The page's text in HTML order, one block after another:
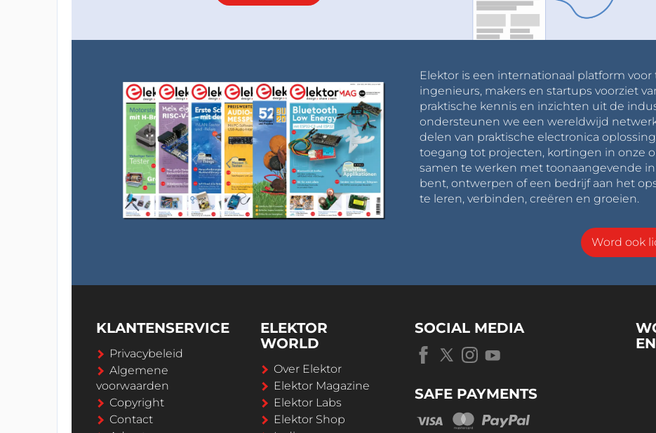
Elektor is een internationaal platform
ingenieurs, makers en startups voorziet
praktische kennis en inzichten uit de
ondersteunen we een wereldwijd
delen van praktische electronica
toegang tot projecten, kortingen in onze
samen te werken met toonaangevende
bent, ontwerpen of een bedrijf aan het
te leren, verbinden, creëren en groeien.
Word ook
KLANTENSERVICE
Privacybeleid
Algemene
voorwaarden
Copyright
Contact
ELEKTOR
WORLD
Over Elektor
Elektor Magazine
Elektor Labs
Elektor Shop
SOCIAL MEDIA
SAFE PAYMENTS